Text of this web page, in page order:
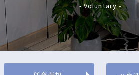
- Voluntary -